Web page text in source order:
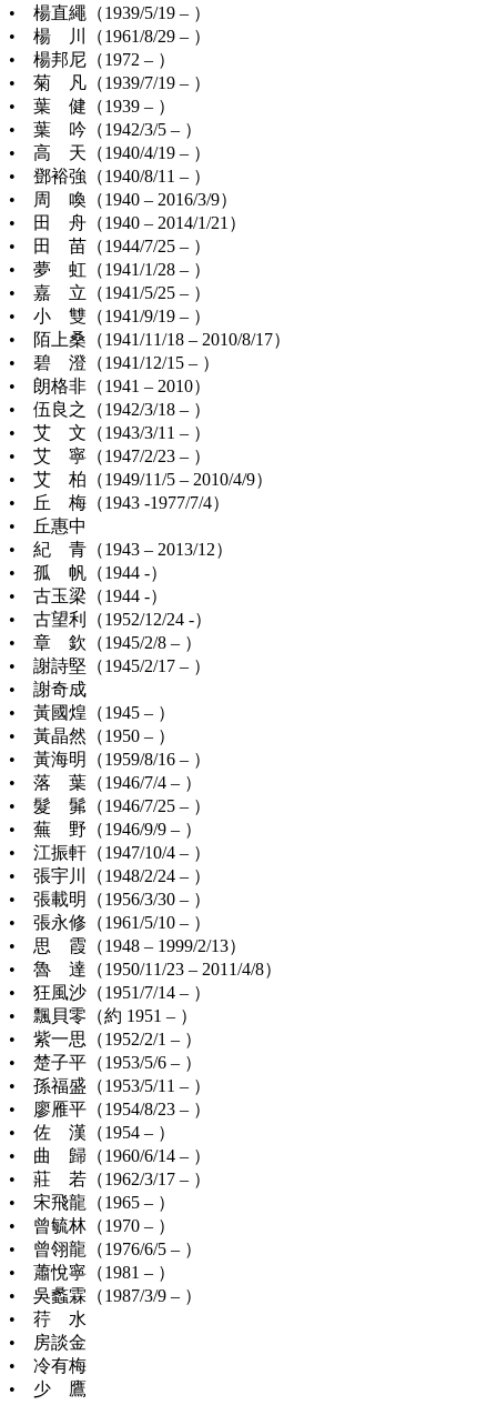
• 楊直繩（1939/5/19 – ）
• 楊 川（1961/8/29 – ）
• 楊邦尼（1972 – ）
• 菊 凡（1939/7/19 – ）
• 葉 健（1939 – ）
• 葉 吟（1942/3/5 – ）
• 高 天（1940/4/19 – ）
• 鄧裕強（1940/8/11 – ）
• 周 喚（1940 – 2016/3/9）
• 田 舟（1940 – 2014/1/21）
• 田 苗（1944/7/25 – ）
• 夢 虹（1941/1/28 – ）
• 嘉 立（1941/5/25 – ）
• 小 雙（1941/9/19 – ）
• 陌上桑（1941/11/18 – 2010/8/17）
• 碧 澄（1941/12/15 – ）
• 朗格非（1941 – 2010）
• 伍良之（1942/3/18 – ）
• 艾 文（1943/3/11 – ）
• 艾 寧（1947/2/23 – ）
• 艾 柏（1949/11/5 – 2010/4/9）
• 丘 梅（1943 -1977/7/4）
• 丘惠中
• 紀 青（1943 – 2013/12）
• 孤 帆（1944 -）
• 古玉梁（1944 -）
• 古望利（1952/12/24 -）
• 章 欽（1945/2/8 – ）
• 謝詩堅（1945/2/17 – ）
• 謝奇成
• 黃國煌（1945 – ）
• 黃晶然（1950 – ）
• 黃海明（1959/8/16 – ）
• 落 葉（1946/7/4 – ）
• 髮 髴（1946/7/25 – ）
• 蕪 野（1946/9/9 – ）
• 江振軒（1947/10/4 – ）
• 張宇川（1948/2/24 – ）
• 張載明（1956/3/30 – ）
• 張永修（1961/5/10 – ）
• 思 霞（1948 – 1999/2/13）
• 魯 達（1950/11/23 – 2011/4/8）
• 狂風沙（1951/7/14 – ）
• 飄貝零（約 1951 – ）
• 紫一思（1952/2/1 – ）
• 楚子平（1953/5/6 – ）
• 孫福盛（1953/5/11 – ）
• 廖雁平（1954/8/23 – ）
• 佐 漢（1954 – ）
• 曲 歸（1960/6/14 – ）
• 莊 若（1962/3/17 – ）
• 宋飛龍（1965 – ）
• 曾毓林（1970 – ）
• 曾翎龍（1976/6/5 – ）
• 蕭悅寧（1981 – ）
• 吳蠡霖（1987/3/9 – ）
• 荇 水
• 房談金
• 冷有梅
• 少 鷹